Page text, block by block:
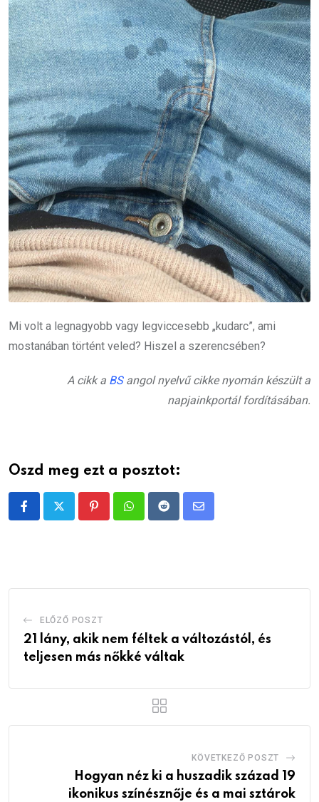
Mi volt a legnagyobb vagy legviccesebb „kudarc”, ami
mostanában történt veled? Hiszel a szerencsében?
A cikk a BSangol nyelvű cikke nyomán készült a
napjainkportál fordításában.
Oszd meg ezt a posztot:
PinterestWhatsappRedditShare
ELŐZŐ POSZT
21 lány, akik nem féltek a változástól, és
teljesen más nőkké váltak
KÖVETKEZŐ POSZT
Hogyan néz ki a huszadik század 19
ikonikus színésznője és a mai sztárok